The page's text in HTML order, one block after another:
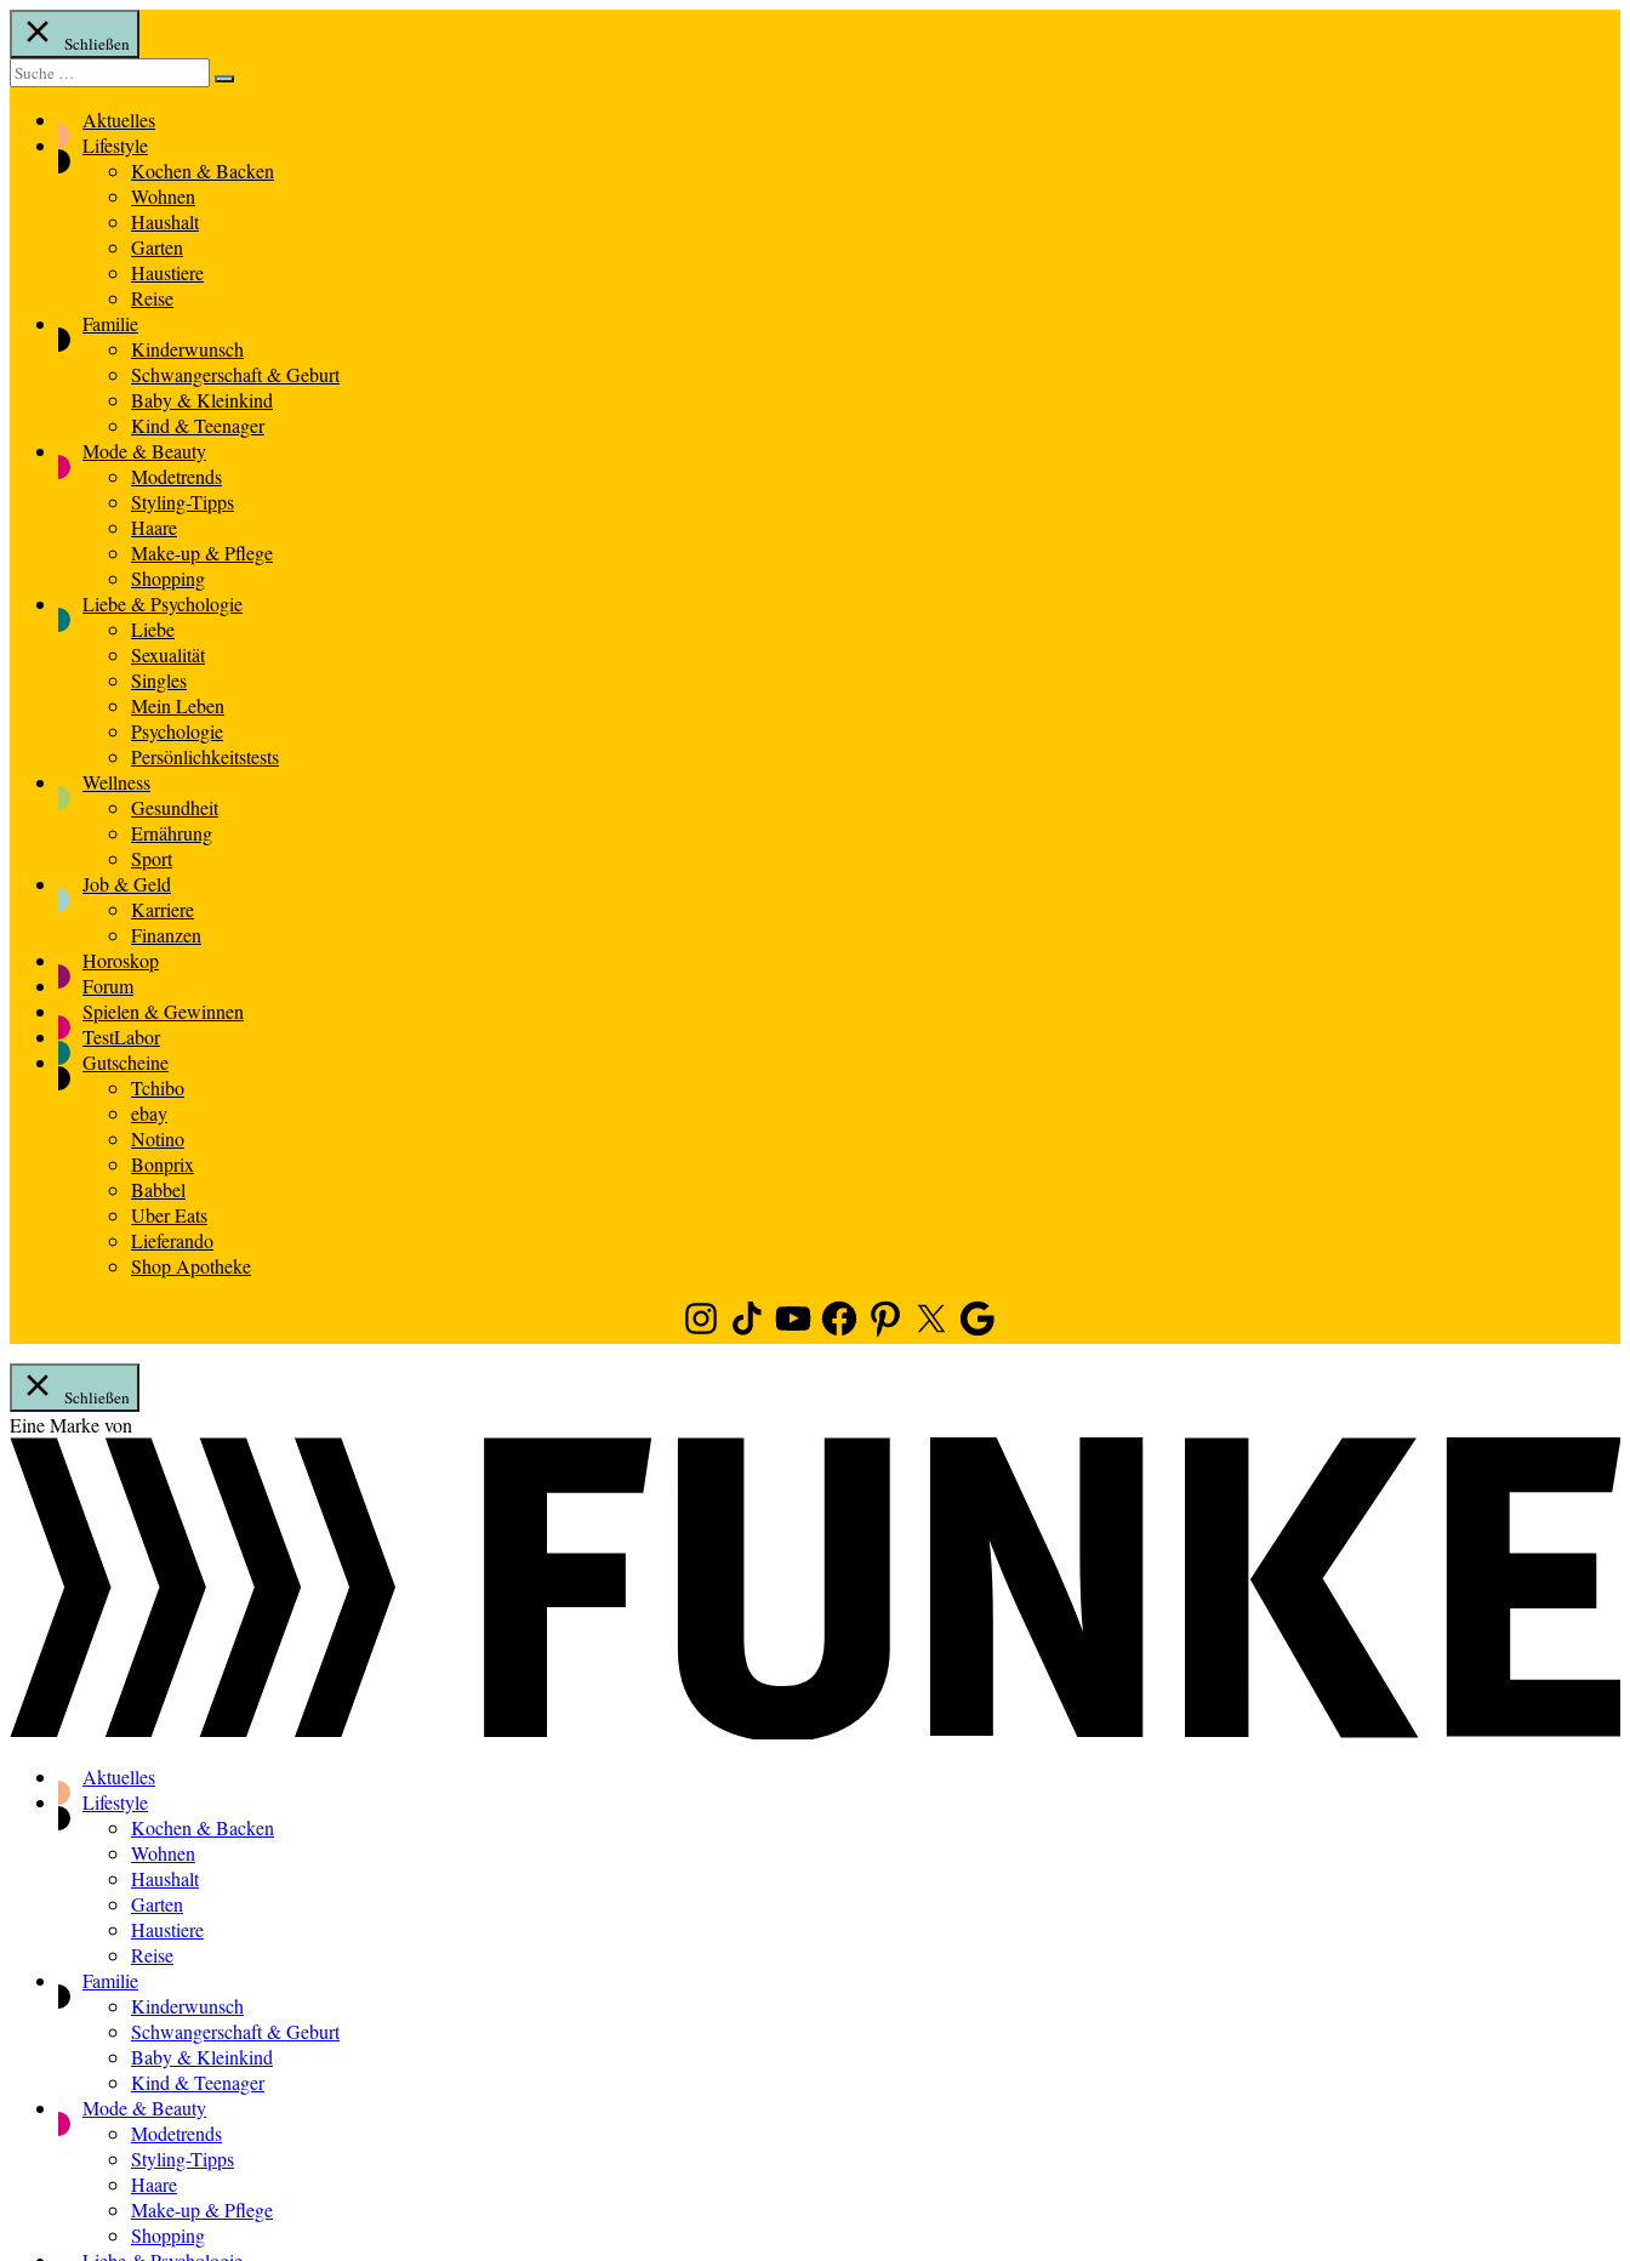
Schließen
Suche
nach:
Suche
Aktuelles
Lifestyle
Kochen & Backen
Wohnen
Haushalt
Garten
Haustiere
Reise
Familie
Kinderwunsch
Schwangerschaft & Geburt
Baby & Kleinkind
Kind & Teenager
Mode & Beauty
Modetrends
Styling-Tipps
Haare
Make-up & Pflege
Shopping
Liebe & Psychologie
Liebe
Sexualität
Singles
Mein Leben
Psychologie
Persönlichkeitstests
Wellness
Gesundheit
Ernährung
Sport
Job & Geld
Karriere
Finanzen
Horoskop
Forum
Spielen & Gewinnen
TestLabor
Gutscheine
Tchibo
ebay
Notino
Bonprix
Babbel
Uber Eats
Lieferando
Shop Apotheke
InstagramTikTokYoutubeFacebookPinterestTwitterGoogle
News
Schließen
Zum
Inhalt
springen
Eine Marke von
Aktuelles
Lifestyle
Kochen & Backen
Wohnen
Haushalt
Garten
Haustiere
Reise
Familie
Kinderwunsch
Schwangerschaft & Geburt
Baby & Kleinkind
Kind & Teenager
Mode & Beauty
Modetrends
Styling-Tipps
Haare
Make-up & Pflege
Shopping